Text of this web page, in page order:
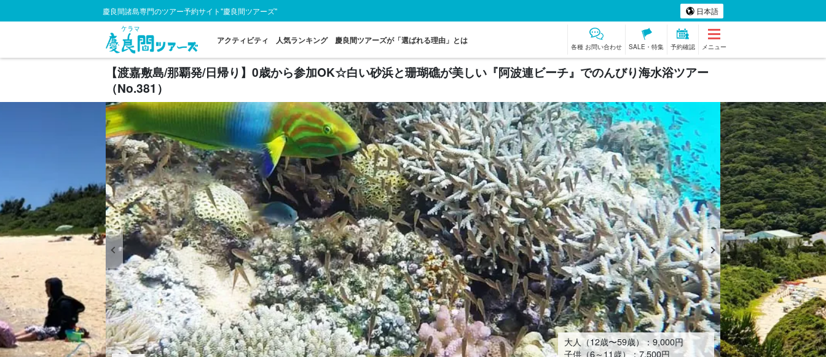
慶良間諸島専門のツアー予約サイト"慶良間ツアーズ" 日本語
アクティビティ 人気ランキング 慶良間ツアーズが「選ばれる理由」とは
各種 お問い合わせ SALE・特集 予約確認 メニュー
【渡嘉敷島/那覇発/日帰り】0歳から参加OK☆白い砂浜と珊瑚礁が美しい『阿波連ビーチ』でのんびり海水浴ツアー
（No.381）
大人（12歳〜59歳）：9,000円
子供（6～11歳）：7,500円